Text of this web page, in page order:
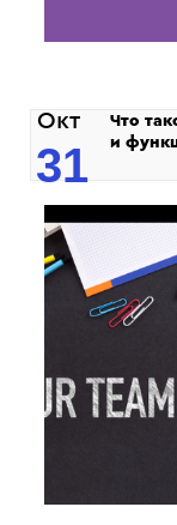
Окт
31
Что
и